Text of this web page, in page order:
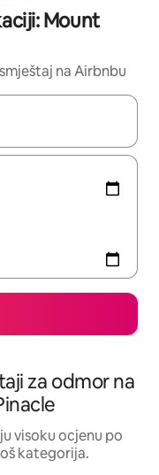
Mount
na Airbnbu
gore i dolje pomoću
za odmor na
visoku ocjenu po
kategorija.